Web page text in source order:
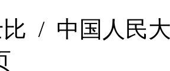
比 / 中国人民